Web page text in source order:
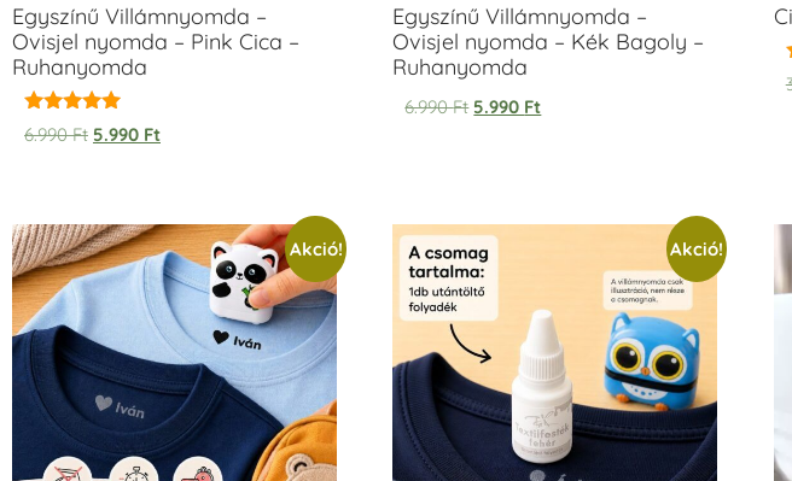
Egyszínű Villámnyomda –
Ovisjel nyomda – Pink Cica –
Ruhanyomda
Értékelés:
5.00
6.990Ft 5.990 Ft
Egyszínű Villámnyomda –
Ovisjel nyomda – Kék Bagoly –
Ruhanyomda
6.990Ft 5.990 Ft
Akció! Akció!